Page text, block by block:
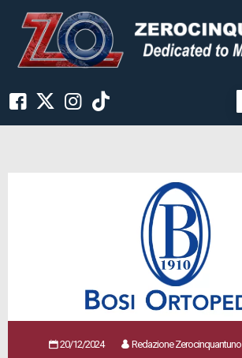
20/12/2024 Redazione Zerocinquantuno